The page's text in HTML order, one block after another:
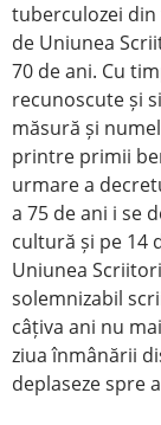
tuberculozei
de Uniunea
70 de ani. Cu
recunoscute și
măsură și
printre primii
urmare a
a 75 de ani i se
cultură și pe 14
Uniunea
solemnizabil
câțiva ani nu
ziua înmânării
deplaseze spre